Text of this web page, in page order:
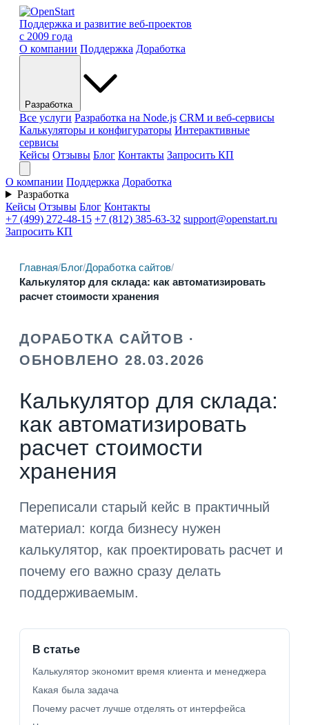
Поддержка и развитие веб-проектов
с 2009 года
О компании Поддержка Доработка
Разработка
Все услуги Разработка на Node.js CRM и веб-сервисы
Калькуляторы и конфигураторы Интерактивные
сервисы
Кейсы Отзывы Блог Контакты Запросить КП
О компании Поддержка Доработка
Разработка
Кейсы Отзывы Блог Контакты
+7 (499) 272-48-15 +7 (812) 385-63-32 support@openstart.ru
Запросить КП
Главная/Блог/Доработка сайтов/
Калькулятор для склада: как автоматизировать
расчет стоимости хранения
ДОРАБОТКА САЙТОВ ·
ОБНОВЛЕНО 28.03.2026
Калькулятор для склада:
как автоматизировать
расчет стоимости
хранения
Переписали старый кейс в практичный
материал: когда бизнесу нужен
калькулятор, как проектировать расчет и
почему его важно сразу делать
поддерживаемым.
В статье
Калькулятор экономит время клиента и менеджера
Какая была задача
Почему расчет лучше отделять от интерфейса